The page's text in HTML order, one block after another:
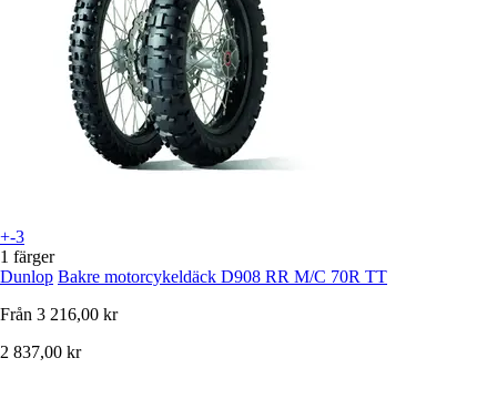
+-3
1 färger
Dunlop Bakre motorcykeldäck D908 RR M/C 70R TT
Från 3 216,00 kr
2 837,00 kr